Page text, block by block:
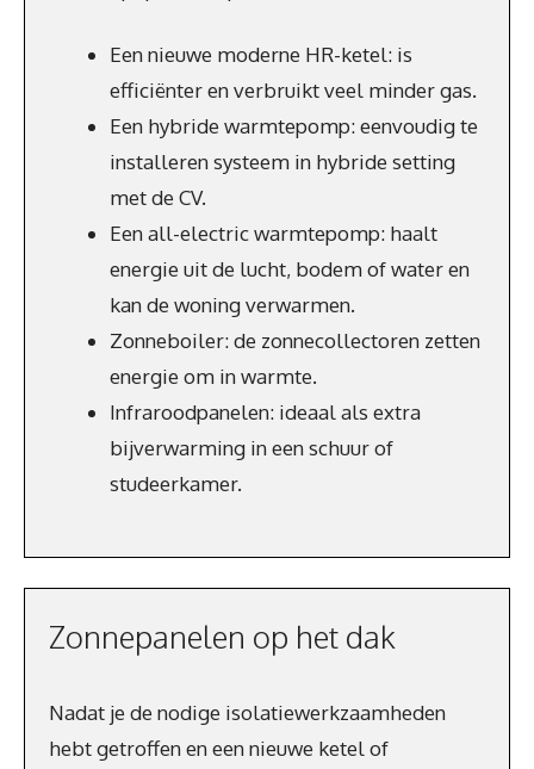
Een nieuwe moderne HR-ketel: is
efficiënter en verbruikt veel minder gas.
Een hybride warmtepomp: eenvoudig te
installeren systeem in hybride setting
met de CV.
Een all-electric warmtepomp: haalt
energie uit de lucht, bodem of water en
kan de woning verwarmen.
Zonneboiler: de zonnecollectoren zetten
energie om in warmte.
Infraroodpanelen: ideaal als extra
bijverwarming in een schuur of
studeerkamer.
Zonnepanelen op het dak
Nadat je de nodige isolatiewerkzaamheden
hebt getroffen en een nieuwe ketel of